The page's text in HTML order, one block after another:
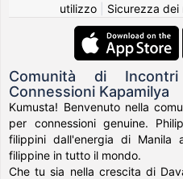
utilizzo| Sicurezza dei
Comunità di
Connessioni Kapamilya
Kumusta! Benvenuto nella
per connessioni genuine.
filippini dall'energia di Manila
filippine in tutto il mondo.
Che tu sia nella crescita di